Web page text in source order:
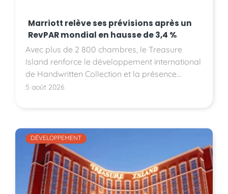
Marriott relève ses prévisions après un
RevPAR mondial en hausse de 3,4 %
Avec plus de 2 800 chambres, le Treasure
Island renforce le développement international
de Handwritten Collection et la présence
d'Accor sur le marché américain.
5 août 2026
DÉVELOPPEMENT